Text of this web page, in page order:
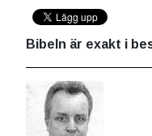
Bibeln är exakt i